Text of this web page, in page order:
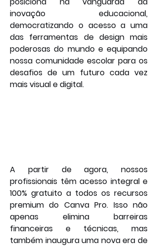
inovação educacional,
democratizando o acesso a uma
das ferramentas de design mais
poderosas do mundo e equipando
nossa comunidade escolar para os
desafios de um futuro cada vez
mais visual e digital.
A partir de agora, nossos
profissionais têm acesso integral e
100% gratuito a todos os recursos
premium do Canva Pro. Isso não
apenas elimina barreiras
financeiras e técnicas, mas
também inaugura uma nova era de